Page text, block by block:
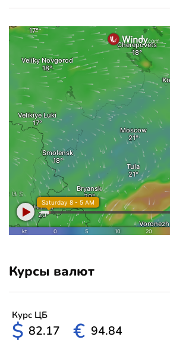
Курсы валют
Курс ЦБ
$ 82.17 € 94.84